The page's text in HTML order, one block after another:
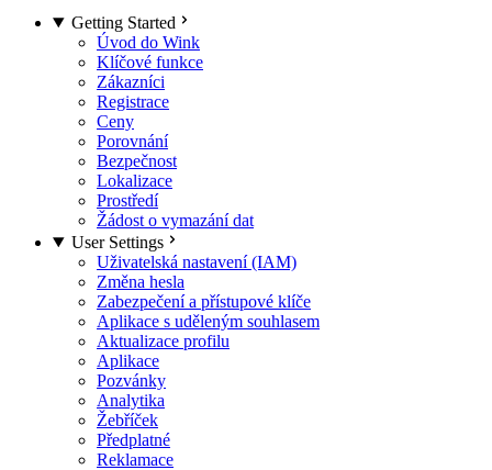
Getting Started
Úvod do Wink
Klíčové funkce
Zákazníci
Registrace
Ceny
Porovnání
Bezpečnost
Lokalizace
Prostředí
Žádost o vymazání dat
User Settings
Uživatelská nastavení (IAM)
Změna hesla
Zabezpečení a přístupové klíče
Aplikace s uděleným souhlasem
Aktualizace profilu
Aplikace
Pozvánky
Analytika
Žebříček
Předplatné
Reklamace